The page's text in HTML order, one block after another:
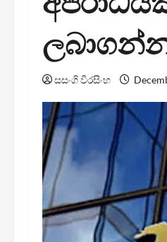
සසංගි වීරසිංහ